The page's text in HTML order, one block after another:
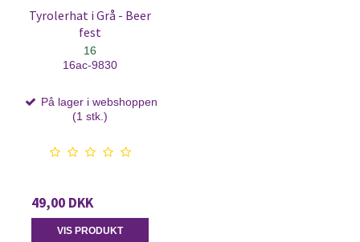
Tyrolerhat i Grå - Beer
fest
16
16ac-9830
På lager i webshoppen
(1 stk.)
49,00 DKK
VIS PRODUKT